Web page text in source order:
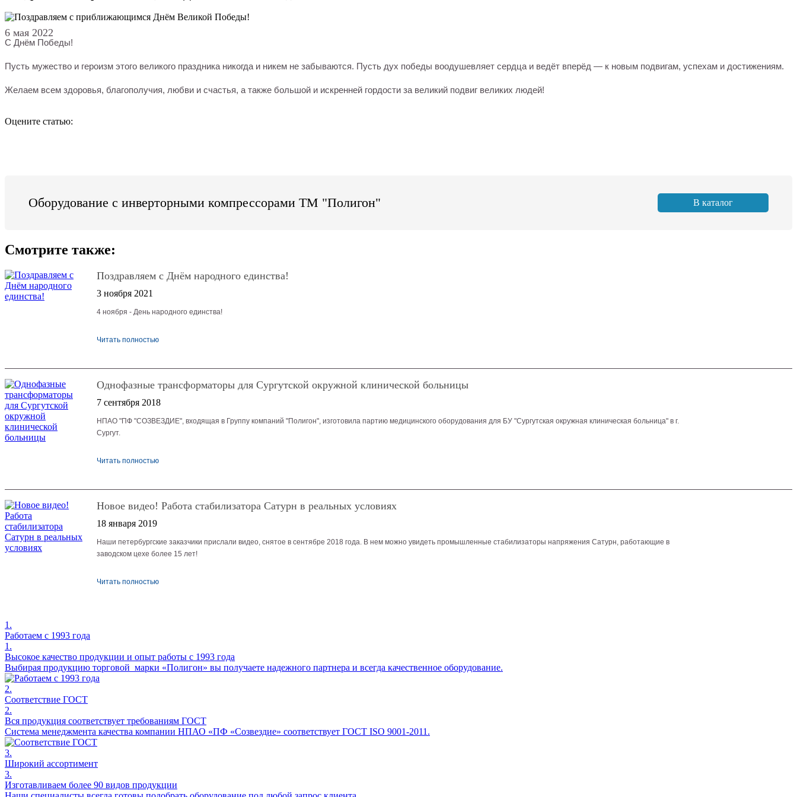
6 мая 2022
С Днём Победы!
Пусть мужество и героизм этого великого праздника никогда и никем не забываются. Пусть дух победы воодушевляет сердца и ведёт вперёд — к новым подвигам, успехам и достижениям.
Желаем всем здоровья, благополучия, любви и счастья, а также большой и искренней гордости за великий подвиг великих людей!
Оцените статью:
Оборудование с инверторными компрессорами ТМ "Полигон" В каталог
Смотрите также:
Поздравляем с Днём народного единства!
3 ноября 2021
4 ноября - День народного единства!
Читать полностью
Однофазные трансформаторы для Сургутской окружной клинической больницы
7 сентября 2018
НПАО "ПФ "СОЗВЕЗДИЕ", входящая в Группу компаний "Полигон", изготовила партию медицинского оборудования для БУ "Сургутская окружная клиническая больница" в г.
Сургут.
Читать полностью
Новое видео! Работа стабилизатора Сатурн в реальных условиях
18 января 2019
Наши петербургские заказчики прислали видео, снятое в сентябре 2018 года. В нем можно увидеть промышленные стабилизаторы напряжения Сатурн, работающие в
заводском цехе более 15 лет!
Читать полностью
1.
Работаем с 1993 года
1.
Высокое качество продукции и опыт работы с 1993 года
Выбирая продукцию торговой марки «Полигон» вы получаете надежного партнера и всегда качественное оборудование.
2.
Соответствие ГОСТ
2.
Вся продукция соответствует требованиям ГОСТ
Система менеджмента качества компании НПАО «ПФ «Созвездие» соответствует ГОСТ ISO 9001-2011.
3.
Широкий ассортимент
3.
Изготавливаем более 90 видов продукции